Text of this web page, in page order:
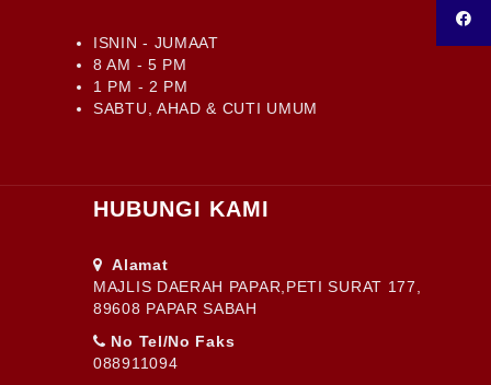
ISNIN - JUMAAT
8 AM - 5 PM
1 PM - 2 PM
SABTU, AHAD & CUTI UMUM
HUBUNGI KAMI
Alamat
MAJLIS DAERAH PAPAR,PETI SURAT 177,
89608 PAPAR SABAH
No Tel/No Faks
088911094